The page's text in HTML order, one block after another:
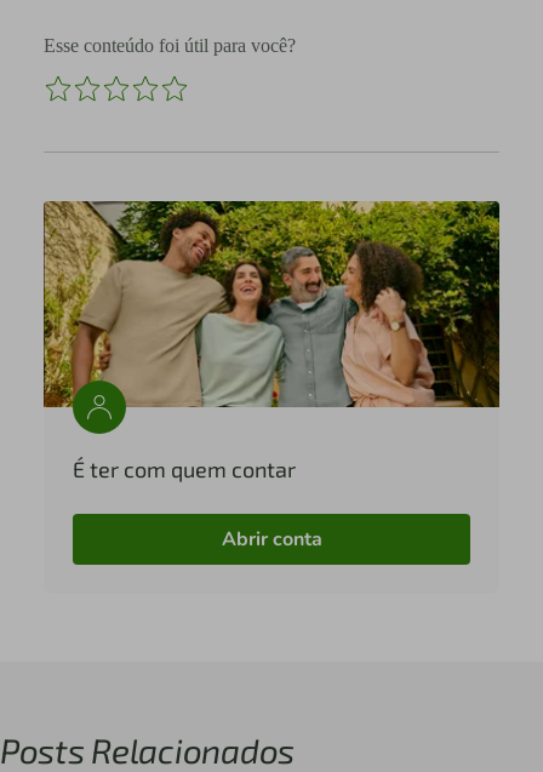
Esse conteúdo foi útil para você?
É ter com quem contar
Abrir conta
Posts Relacionados